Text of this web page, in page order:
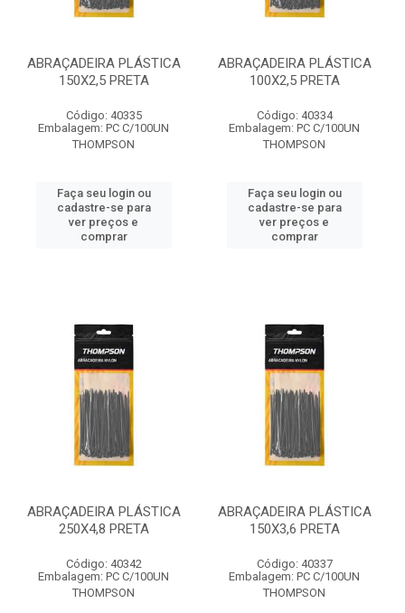
ABRAÇADEIRA PLÁSTICA
150X2,5 PRETA
Código: 40335
Embalagem: PC C/100UN
THOMPSON
Faça seu login ou
cadastre-se para
ver preços e
comprar
ABRAÇADEIRA PLÁSTICA
100X2,5 PRETA
Código: 40334
Embalagem: PC C/100UN
THOMPSON
Faça seu login ou
cadastre-se para
ver preços e
comprar
ABRAÇADEIRA PLÁSTICA
250X4,8 PRETA
Código: 40342
Embalagem: PC C/100UN
THOMPSON
ABRAÇADEIRA PLÁSTICA
150X3,6 PRETA
Código: 40337
Embalagem: PC C/100UN
THOMPSON